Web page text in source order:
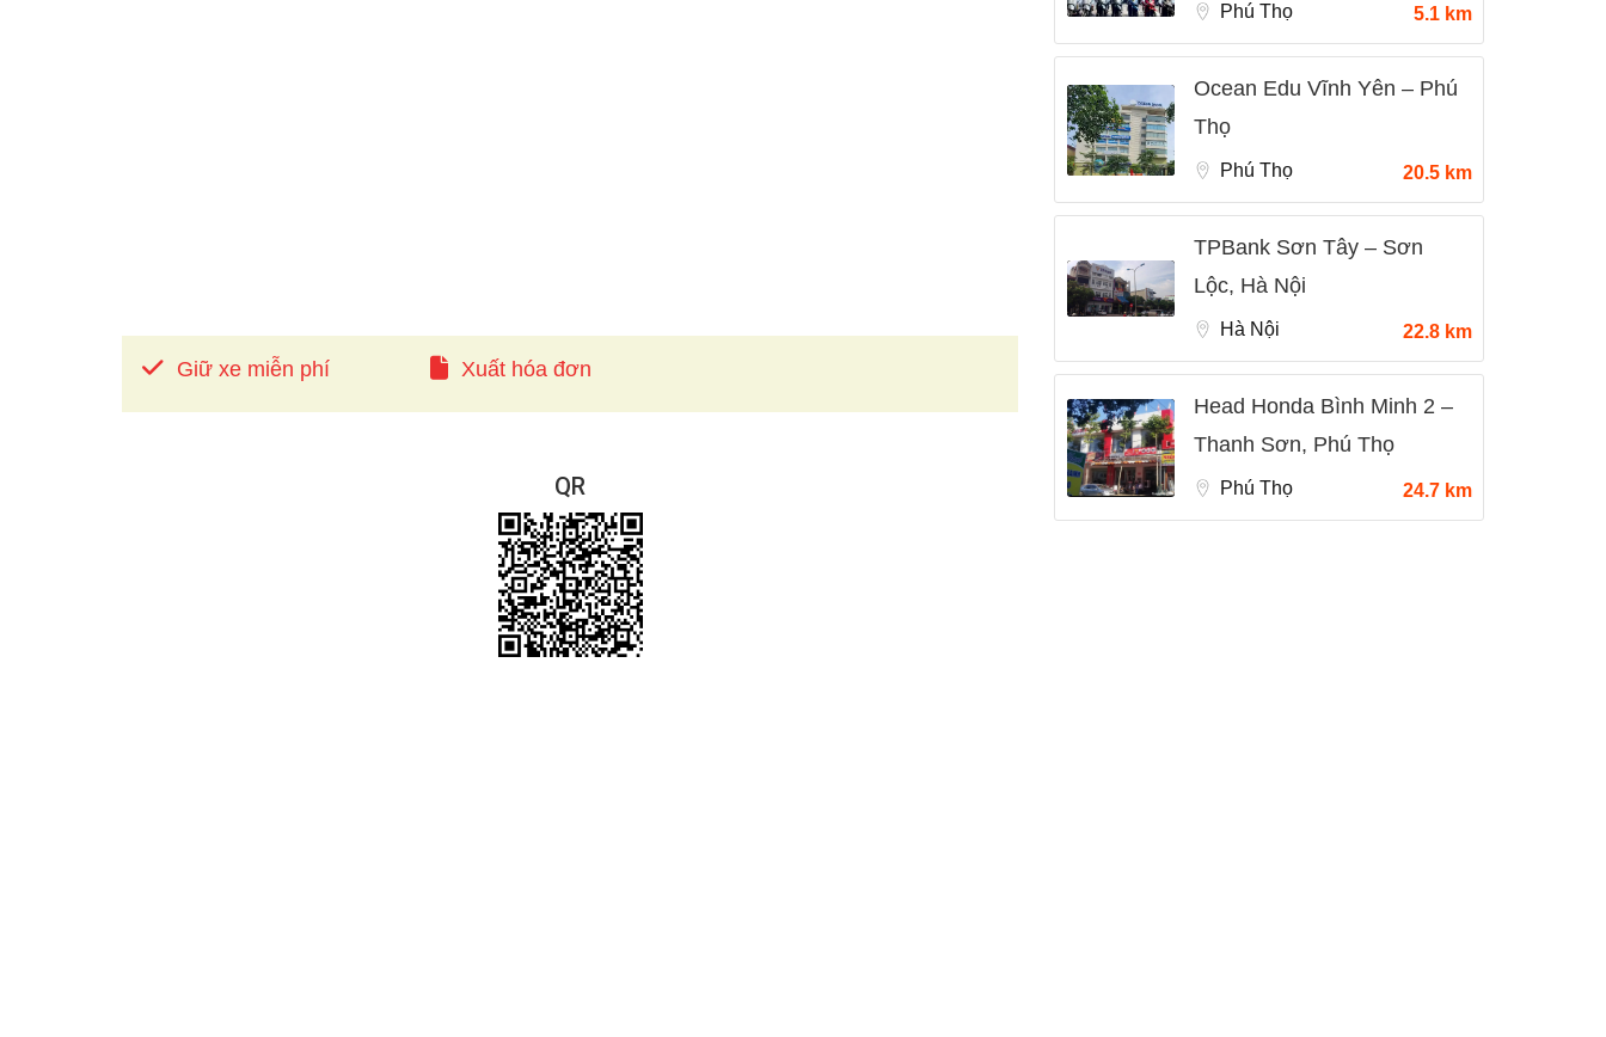
Giữ xe miễn phí Xuất hóa đơn
QR
Phú Thọ 5.1 km
Ocean Edu Vĩnh Yên – Phú
Thọ
Phú Thọ 20.5 km
TPBank Sơn Tây – Sơn
Lộc, Hà Nội
Hà Nội 22.8 km
Head Honda Bình Minh 2 –
Thanh Sơn, Phú Thọ
Phú Thọ 24.7 km